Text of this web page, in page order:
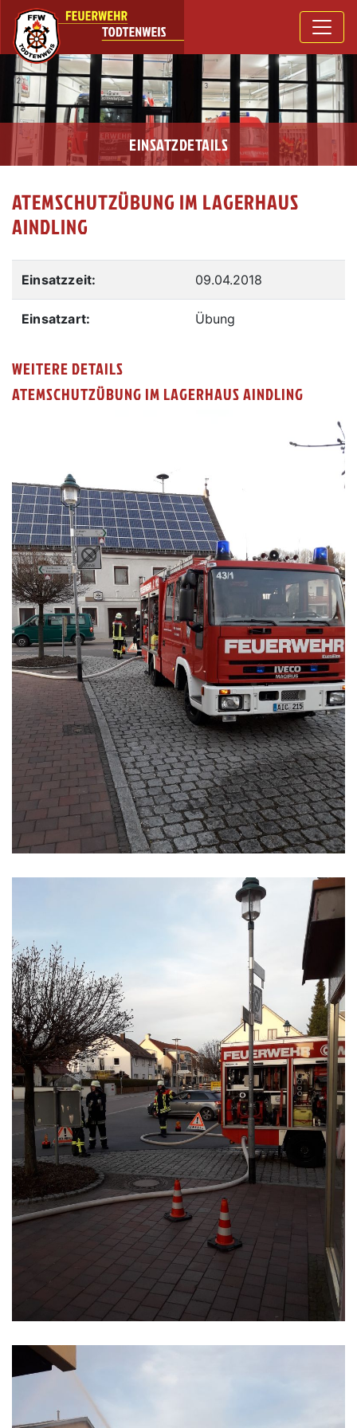
EINSATZDETAILS
ATEMSCHUTZÜBUNG IM LAGERHAUS
AINDLING
Einsatzzeit: 09.04.2018
Einsatzart: Übung
WEITERE DETAILS
ATEMSCHUTZÜBUNG IM LAGERHAUS AINDLING